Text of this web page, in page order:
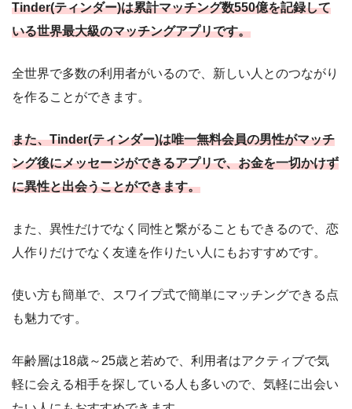
Tinder(ティンダー)は累計マッチング数550億を記録して
いる世界最大級のマッチングアプリです。
全世界で多数の利用者がいるので、新しい人とのつながり
を作ることができます。
また、Tinder(ティンダー)は唯一無料会員の男性がマッチ
ング後にメッセージができるアプリで、お金を一切かけず
に異性と出会うことができます。
また、異性だけでなく同性と繋がることもできるので、恋
人作りだけでなく友達を作りたい人にもおすすめです。
使い方も簡単で、スワイプ式で簡単にマッチングできる点
も魅力です。
年齢層は18歳～25歳と若めで、利用者はアクティブで気
軽に会える相手を探している人も多いので、気軽に出会い